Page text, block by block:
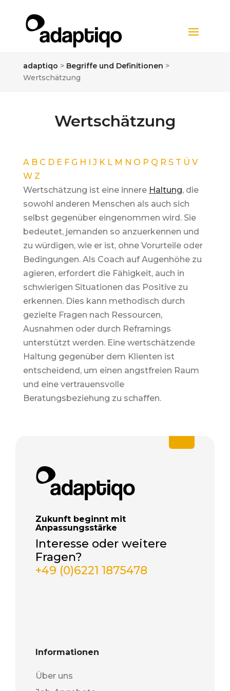
adaptiqo > Begriffe und Definitionen >
Wertschätzung
Wertschätzung
A B C D E F G H I J K L M N O P Q R S T Ü V
W Z
Wertschätzung ist eine innere Haltung, die
sowohl anderen Menschen als auch sich
selbst gegenüber eingenommen wird. Sie
bedeutet, jemanden so anzuerkennen und
zu würdigen, wie er ist, ohne Vorurteile oder
Bedingungen. Als Coach auf Augenhöhe zu
agieren, erfordert die Fähigkeit, auch in
schwierigen Situationen das Positive zu
erkennen. Dies kann methodisch durch
gezielte Fragen nach Ressourcen,
Ausnahmen oder durch Reframings
unterstützt werden. Eine wertschätzende
Haltung gegenüber dem Klienten ist
entscheidend, um einen angstfreien Raum
und eine vertrauensvolle
Beratungsbeziehung zu schaffen.
Zukunft beginnt mit
Anpassungsstärke
Interesse oder weitere
Fragen?
+49 (0)6221 1875478
Informationen
Über uns